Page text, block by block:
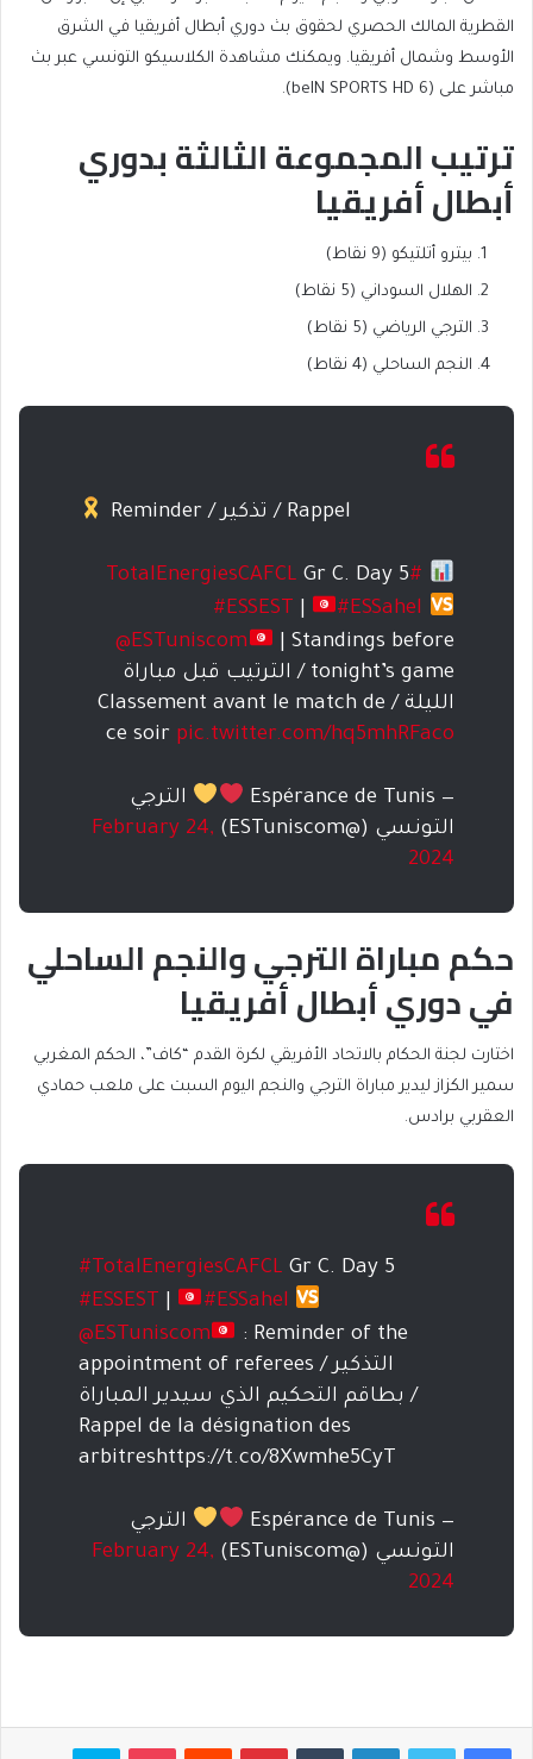
القطرية المالك الحصري لحقوق بث دوري أبطال أفريقيا في الشرق
الأوسط وشمال أفريقيا. ويمكنك مشاهدة الكلاسيكو التونسي عبر بث
مباشر على (beIN SPORTS HD 6).
ترتيب المجموعة الثالثة بدوري
أبطال أفريقيا
بيترو أتلتيكو (9 نقاط)
الهلال السوداني (5 نقاط)
الترجي الرياضي (5 نقاط)
النجم الساحلي (4 نقاط)
Reminder / تذكير / Rappel
#TotalEnergiesCAFCL
Gr C. Day 5
#ESSEST
#ESSahel
@ESTuniscom
| Standings before
tonight’s game / الترتيب قبل مباراة
الليلة / Classement avant le match de
ce soir pic.twitter.com/hq5mhRFaco
— Espérance de Tunis
الترجي
التونسي (@ESTuniscom)
February 24,
2024
حكم مباراة الترجي والنجم الساحلي
في دوري أبطال أفريقيا
اختارت لجنة الحكام بالاتحاد الأفريقي لكرة القدم “كاف”، الحكم المغربي
سمير الكزاز ليدير مباراة الترجي والنجم اليوم السبت على ملعب حمادي
العقربي برادس.
#TotalEnergiesCAFCL Gr C. Day 5
#ESSEST
#ESSahel
@ESTuniscom
: Reminder of the
appointment of referees / التذكير
بطاقم التحكيم الذي سيدير المباراة /
Rappel de la désignation des
arbitreshttps://t.co/8Xwmhe5CyT
— Espérance de Tunis
الترجي
التونسي (@ESTuniscom)
February 24,
2024
فيسبوكتويتر لينكدإن بينتيريست بوكيت سكايب